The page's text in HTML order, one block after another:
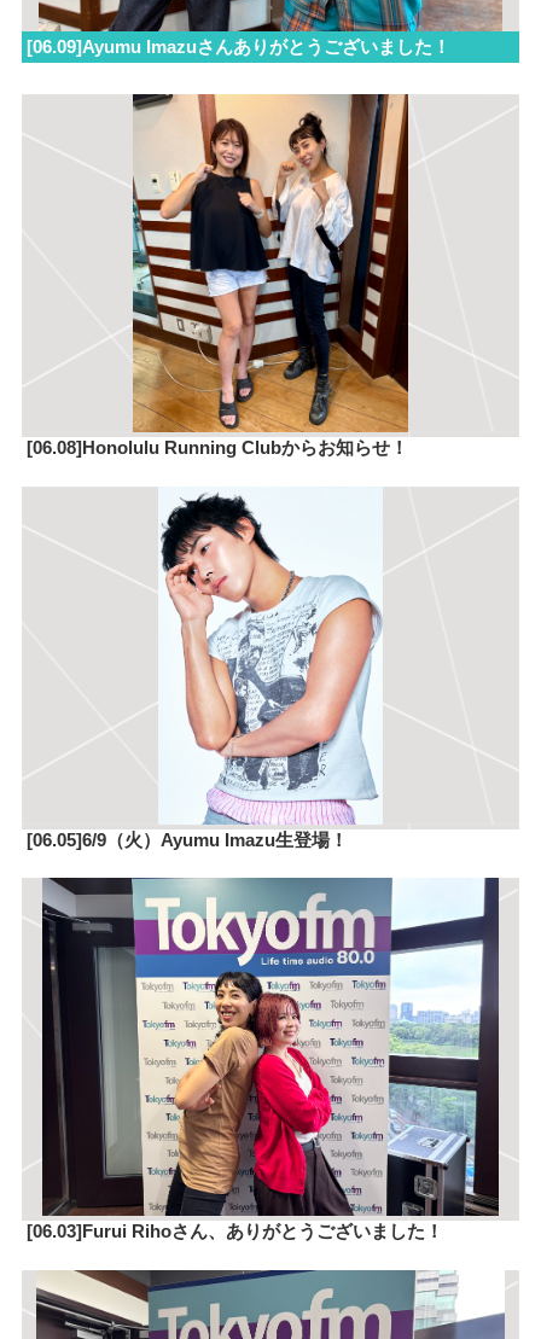
[06.09]Ayumu Imazuさんありがとうございました！
[06.08]Honolulu Running Clubからお知らせ！
[06.05]6/9（火）Ayumu Imazu生登場！
[06.03]Furui Rihoさん、ありがとうございました！